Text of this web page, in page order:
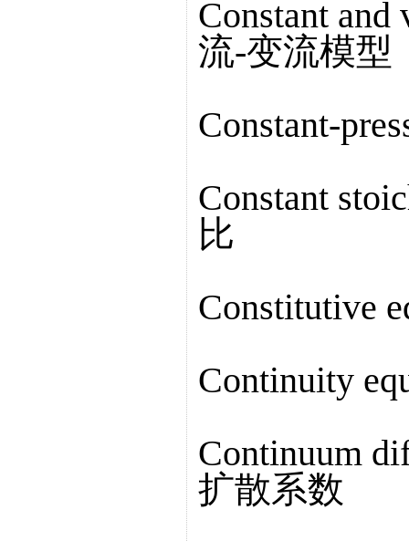
Constant
流-变流模型
Constant-
Constant
比
Constitutive
Continuity
Continuum
扩散系数